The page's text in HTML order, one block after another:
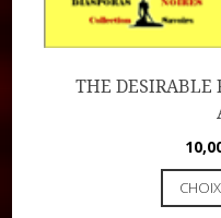
THE DESIRABLE